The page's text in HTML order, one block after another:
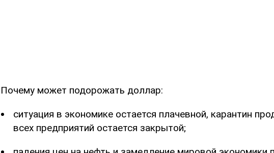
Почему может подорожать доллар:
ситуация в экономике остается плачевной, карантин
всех предприятий остается закрытой;